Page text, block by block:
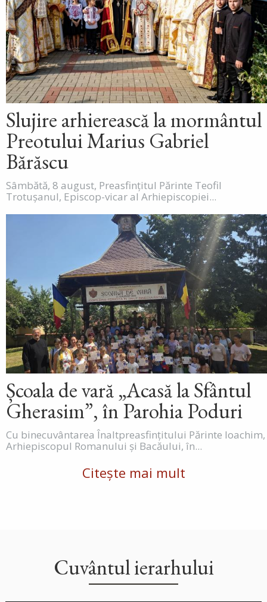
Slujire arhierească la mormântul
Preotului Marius Gabriel
Bărăscu
Sâmbătă, 8 august, Preasfințitul Părinte Teofil
Trotușanul, Episcop-vicar al Arhiepiscopiei...
Școala de vară „Acasă la Sfântul
Gherasim”, în Parohia Poduri
Cu binecuvântarea Înaltpreasfințitului Părinte Ioachim,
Arhiepiscopul Romanului și Bacăului, în...
Citește mai mult
Cuvântul ierarhului